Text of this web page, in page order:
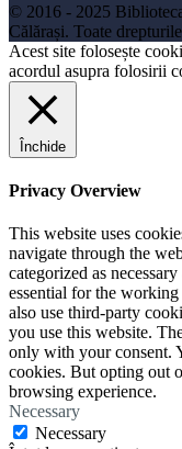
© 2016 - 2025
Călărași. Toate
Acest site folosește
acordul asupra folosirii
Închide
Privacy Overview
This website uses
navigate through the
categorized as
essential for the
also use third-party
you use this website.
only with your consent.
cookies. But opting out
browsing experience.
Necessary
Necessary